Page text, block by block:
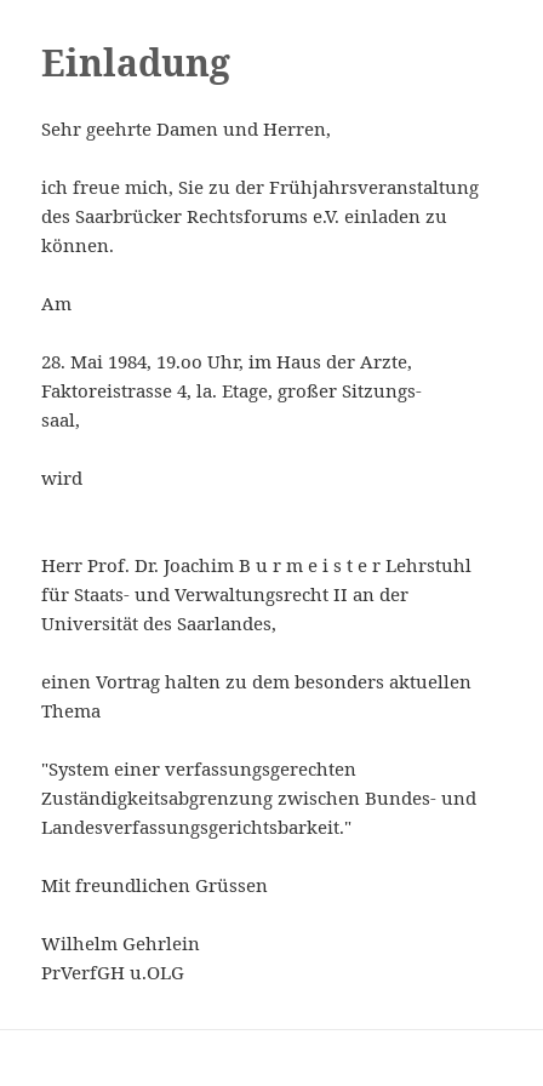
Einladung
Sehr geehrte Damen und Herren,
ich freue mich, Sie zu der Frühjahrsveranstaltung
des Saarbrücker Rechtsforums e.V. einladen zu
können.
Am
28. Mai 1984, 19.oo Uhr, im Haus der Arzte,
Faktoreistrasse 4, la. Etage, großer Sitzungs-
saal,
wird
Herr Prof. Dr. Joachim B u r m e i s t e r Lehrstuhl
für Staats- und Verwaltungsrecht II an der
Universität des Saarlandes,
einen Vortrag halten zu dem besonders aktuellen
Thema
"System einer verfassungsgerechten
Zuständigkeitsabgrenzung zwischen Bundes- und
Landesverfassungsgerichtsbarkeit."
Mit freundlichen Grüssen
Wilhelm Gehrlein
PrVerfGH u.OLG